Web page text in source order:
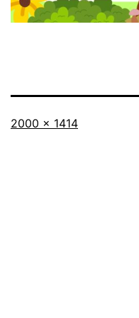
Taille
2000 × 1414